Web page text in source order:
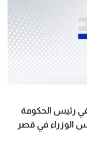
رئيس الحكومة
الوزراء في قصر